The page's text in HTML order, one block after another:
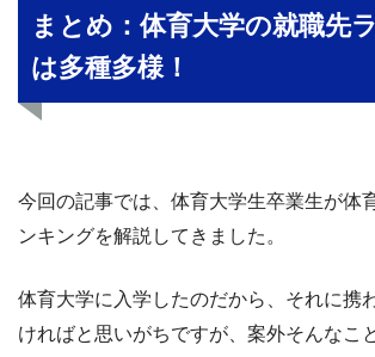
まとめ：体育大学の就職先
は多種多様！
今回の記事では、体育大学生卒業生が体
ンキングを解説してきました。
体育大学に入学したのだから、それに携
ければと思いがちですが、案外そんなこ